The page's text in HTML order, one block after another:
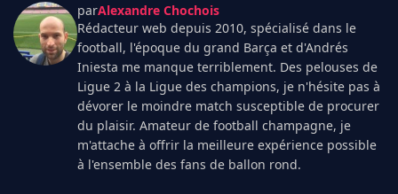
parAlexandre Chochois
Rédacteur web depuis 2010, spécialisé dans le
football, l'époque du grand Barça et d'Andrés
Iniesta me manque terriblement. Des pelouses de
Ligue 2 à la Ligue des champions, je n'hésite pas à
dévorer le moindre match susceptible de procurer
du plaisir. Amateur de football champagne, je
m'attache à offrir la meilleure expérience possible
à l'ensemble des fans de ballon rond.